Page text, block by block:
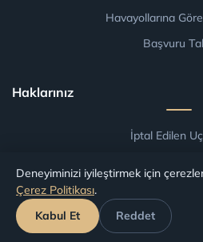
Havayollarına
Başvuru
Haklarınız
İptal Edilen
Uçağa Alınmama
Deneyiminizi iyileştirmek için
Çerez Politikası.
Kabul Et
Reddet